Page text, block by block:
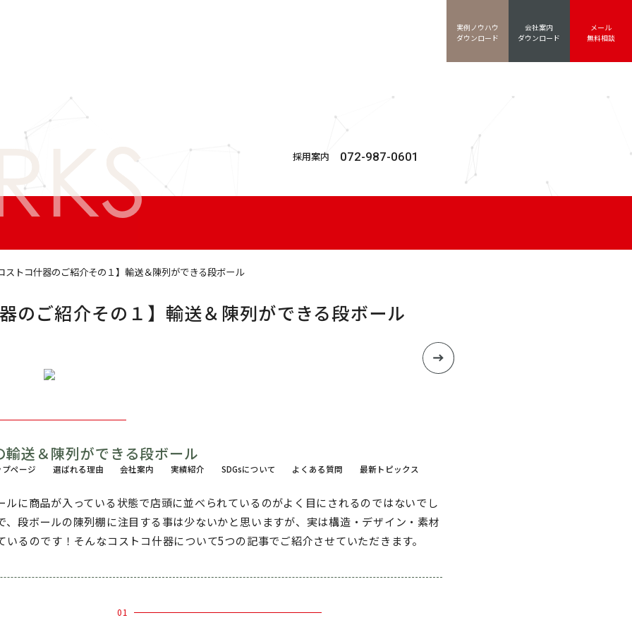
採用案内 072-987-0601
ページ 選ばれる理由 会社案内 実績紹介 SDGsについて よくある質問 最新トピックス
実例ノウハウ
ダウンロード
会社案内
ダウンロード
メール
無料相談
ストコ什器のご紹介その１】輸送＆陳列ができる段ボール
のご紹介その１】輸送＆陳列ができる段ボール
送＆陳列ができる段ボール
ルに商品が入っている状態で店頭に並べられているのがよく目にされるのではないでし
、段ボールの陳列棚に注目する事は少ないかと思いますが、実は構造・デザイン・素材
るのです！そんなコストコ什器について5つの記事でご紹介させていただきます。